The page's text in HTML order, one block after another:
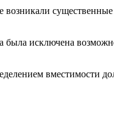
возникали
была исключена
вместимости